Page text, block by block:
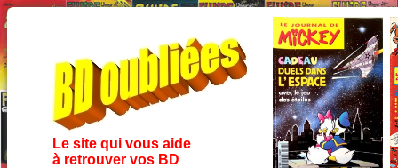
Le site qui vous aide
à retrouver vos BD